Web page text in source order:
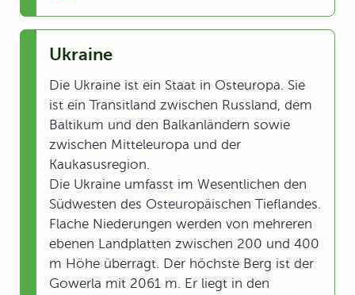
Ukraine
Die Ukraine ist ein Staat in Osteuropa. Sie
ist ein Transitland zwischen Russland, dem
Baltikum und den Balkanländern sowie
zwischen Mitteleuropa und der
Kaukasusregion.
Die Ukraine umfasst im Wesentlichen den
Südwesten des Osteuropäischen Tieflandes.
Flache Niederungen werden von mehreren
ebenen Landplatten zwischen 200 und 400
m Höhe überragt. Der höchste Berg ist der
Gowerla mit 2061 m. Er liegt in den